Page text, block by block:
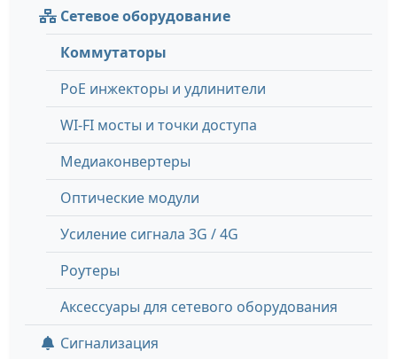
Сетевое оборудование
Коммутаторы
PoE инжекторы и удлинители
WI-FI мосты и точки доступа
Медиаконвертеры
Оптические модули
Усиление сигнала 3G / 4G
Роутеры
Аксессуары для сетевого оборудования
Сигнализация